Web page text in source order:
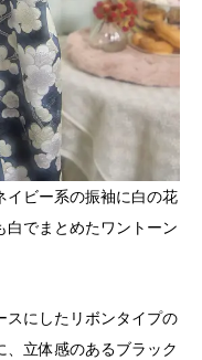
イビー系の振袖に白の花
でまとめたワントーン
スにしたリボンタイプの
立体感のあるブラック